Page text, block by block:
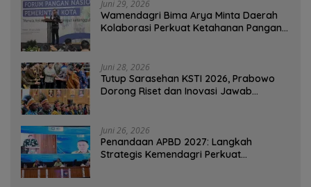
Juni 29, 2026
Wamendagri Bima Arya Minta Daerah
Kolaborasi Perkuat Ketahanan Pangan
Juni 28, 2026
Tutup Sarasehan KSTI 2026, Prabowo
Dorong Riset dan Inovasi Jawab
Juni 26, 2026
Penandaan APBD 2027: Langkah
Strategis Kemendagri Perkuat